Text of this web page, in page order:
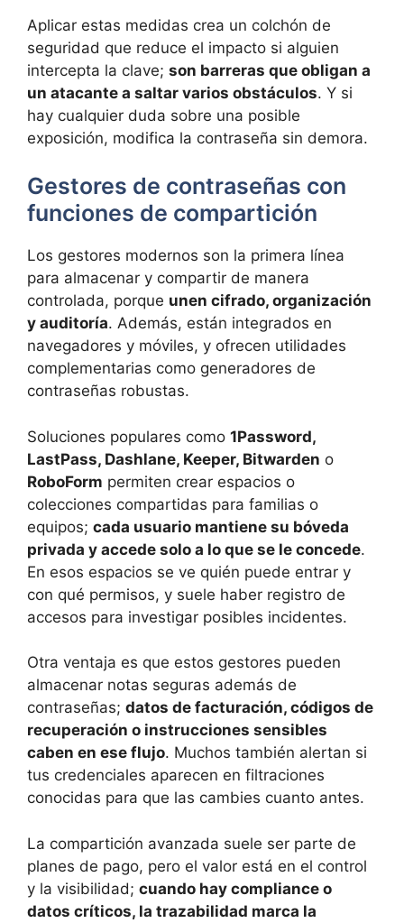
Aplicar estas medidas crea un colchón de
seguridad que reduce el impacto si alguien
intercepta la clave; son barreras que obligan a
un atacante a saltar varios obstáculos. Y si
hay cualquier duda sobre una posible
exposición, modifica la contraseña sin demora.
Gestores de contraseñas con
funciones de compartición
Los gestores modernos son la primera línea
para almacenar y compartir de manera
controlada, porque unen cifrado, organización
y auditoría. Además, están integrados en
navegadores y móviles, y ofrecen utilidades
complementarias como generadores de
contraseñas robustas.
Soluciones populares como 1Password,
LastPass, Dashlane, Keeper, Bitwarden o
RoboForm permiten crear espacios o
colecciones compartidas para familias o
equipos; cada usuario mantiene su bóveda
privada y accede solo a lo que se le concede.
En esos espacios se ve quién puede entrar y
con qué permisos, y suele haber registro de
accesos para investigar posibles incidentes.
Otra ventaja es que estos gestores pueden
almacenar notas seguras además de
contraseñas; datos de facturación, códigos de
recuperación o instrucciones sensibles
caben en ese flujo. Muchos también alertan si
tus credenciales aparecen en filtraciones
conocidas para que las cambies cuanto antes.
La compartición avanzada suele ser parte de
planes de pago, pero el valor está en el control
y la visibilidad; cuando hay compliance o
datos críticos, la trazabilidad marca la